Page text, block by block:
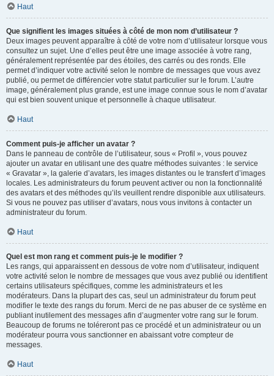
Haut
Que signifient les images situées à côté de mon nom d’utilisateur ?
Deux images peuvent apparaître à côté de votre nom d’utilisateur lorsque vous
consultez un sujet. Une d’elles peut être une image associée à votre rang,
généralement représentée par des étoiles, des carrés ou des ronds. Elle
permet d’indiquer votre activité selon le nombre de messages que vous avez
publié, ou permet de différencier votre statut particulier sur le forum. L’autre
image, généralement plus grande, est une image connue sous le nom d’avatar
qui est bien souvent unique et personnelle à chaque utilisateur.
Haut
Comment puis-je afficher un avatar ?
Dans le panneau de contrôle de l’utilisateur, sous « Profil », vous pouvez
ajouter un avatar en utilisant une des quatre méthodes suivantes : le service
« Gravatar », la galerie d’avatars, les images distantes ou le transfert d’images
locales. Les administrateurs du forum peuvent activer ou non la fonctionnalité
des avatars et des méthodes qu’ils veuillent rendre disponible aux utilisateurs.
Si vous ne pouvez pas utiliser d’avatars, nous vous invitons à contacter un
administrateur du forum.
Haut
Quel est mon rang et comment puis-je le modifier ?
Les rangs, qui apparaissent en dessous de votre nom d’utilisateur, indiquent
votre activité selon le nombre de messages que vous avez publié ou identifient
certains utilisateurs spécifiques, comme les administrateurs et les
modérateurs. Dans la plupart des cas, seul un administrateur du forum peut
modifier le texte des rangs du forum. Merci de ne pas abuser de ce système en
publiant inutilement des messages afin d’augmenter votre rang sur le forum.
Beaucoup de forums ne toléreront pas ce procédé et un administrateur ou un
modérateur pourra vous sanctionner en abaissant votre compteur de
messages.
Haut